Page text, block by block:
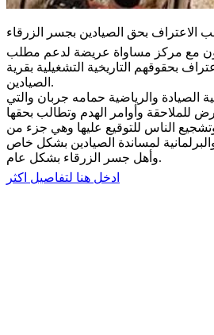
مع مركز مساواة عريضة لدعم مطلب
بحقوقهم التاريخية التشغيلية بقرية
الصيادين.
والرياضية حمامه جربان والتي
وتشجيع الناس للتوقيع عليها وهي جزء من
والبرلمانية لمساندة الصيادين بشكل خاص
وأهل جسر الزرقاء بشكل عام.
ادخل هنا لتفاصيل اكثر